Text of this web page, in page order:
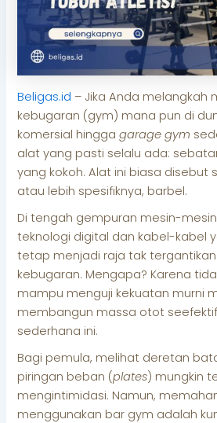
Beligas.id – Jika Anda melangkah
kebugaran (gym) mana pun di
komersial hinggagarage gym
alat yang pasti selalu ada:
yang kokoh. Alat ini biasa disebut
atau lebih spesifiknya, barbel.
Di tengah gempuran mesin-
teknologi digital dan kabel-kabel
tetap menjadi raja tak
kebugaran. Mengapa? Karena
mampu menguji kekuatan murni
membangun massa otot
sederhana ini.
Bagi pemula, melihat deretan
piringan beban (plates) mungkin
mengintimidasi. Namun,
menggunakan bar gym adalah